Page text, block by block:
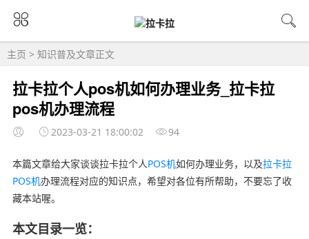
主页 > 知识普及文章正文
拉卡拉个人pos机如何办理业务_拉卡拉
pos机办理流程
2023-03-21 18:00:02 94
本篇文章给大家谈谈拉卡拉个人POS机如何办理业务，以及拉卡拉
POS机办理流程对应的知识点，希望对各位有所帮助，不要忘了收
藏本站喔。
本文目录一览：